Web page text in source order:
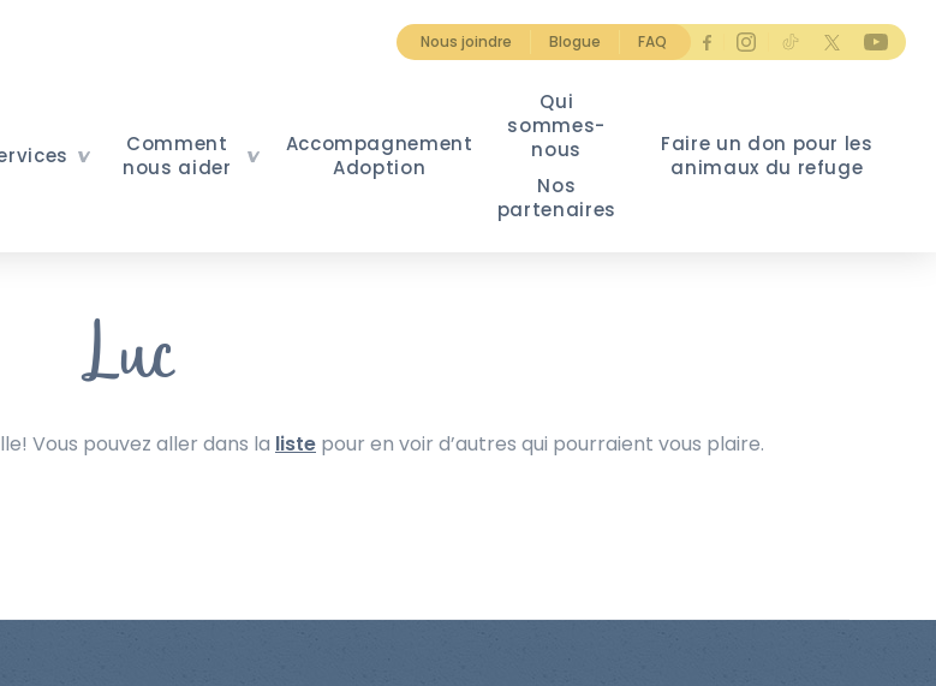
Nous joindre Blogue FAQ
Comment
nous aider
Accompagnement
Adoption
Qui
sommes-
nous
Nos
partenaires
Faire un don pour les
animaux du refuge
Luc
Vous pouvez aller dans la liste pour en voir d’autres qui pourraient vous plaire.